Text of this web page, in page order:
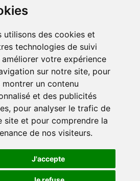
utilisons des cookies et
technologies de suivi
améliorer votre expérience
sur notre site, pour
montrer un contenu
et des publicités
pour analyser le trafic de
site et pour comprendre la
de nos visiteurs.
J'accepte
Team
000 adresses et événements
de BrusselsLife.be et découvrez
un grand choix d'événements,
et astuces de notre écriture.
1050 Ixelles, Brussels,
Tous droits réservés. Le contenu